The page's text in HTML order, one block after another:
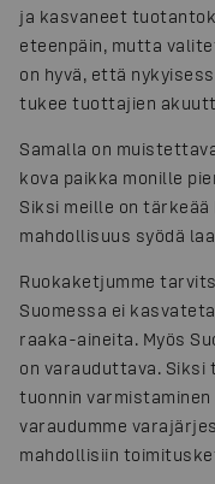
ja kasvaneet
eteenpäin, mutta
on hyvä, että
tukee tuottajien
Samalla on
kova paikka monille
Siksi meille on
mahdollisuus syödä
Ruokaketjumme
Suomessa ei
raaka-aineita. Myös
on varauduttava. Siksi
tuonnin
varaudumme
mahdollisiin